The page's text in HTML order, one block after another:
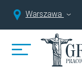
Warszawa